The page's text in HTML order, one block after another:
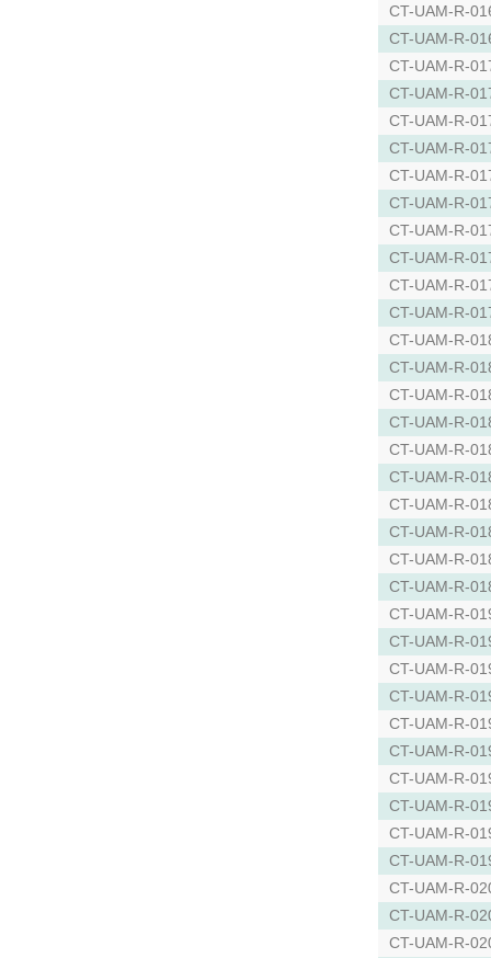
CT-UAM-R-
CT-UAM-R-
CT-UAM-R-
CT-UAM-R-
CT-UAM-R-
CT-UAM-R-
CT-UAM-R-
CT-UAM-R-
CT-UAM-R-
CT-UAM-R-
CT-UAM-R-
CT-UAM-R-
CT-UAM-R-
CT-UAM-R-
CT-UAM-R-
CT-UAM-R-
CT-UAM-R-
CT-UAM-R-
CT-UAM-R-
CT-UAM-R-
CT-UAM-R-
CT-UAM-R-
CT-UAM-R-
CT-UAM-R-
CT-UAM-R-
CT-UAM-R-
CT-UAM-R-
CT-UAM-R-
CT-UAM-R-
CT-UAM-R-
CT-UAM-R-
CT-UAM-R-
CT-UAM-R-
CT-UAM-R-
CT-UAM-R-